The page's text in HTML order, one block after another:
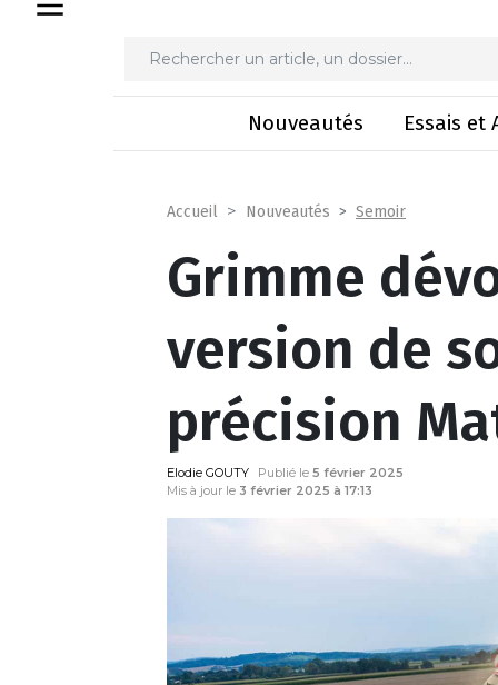
Nouveautés Essais et
Accueil Nouveautés Semoir
Grimme
version de
précision
Elodie GOUTY Publié le 5 février 2025
Mis à jour le 3 février 2025 à 17:13